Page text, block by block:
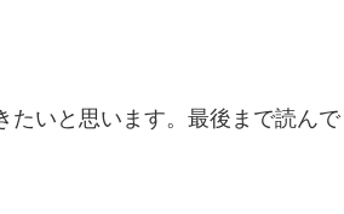
たいと思います。最後まで読んで